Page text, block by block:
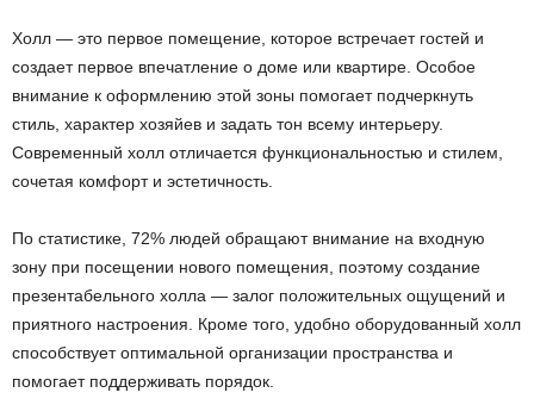
Холл — это первое помещение, которое встречает гостей и
создает первое впечатление о доме или квартире. Особое
внимание к оформлению этой зоны помогает подчеркнуть
стиль, характер хозяйев и задать тон всему интерьеру.
Современный холл отличается функциональностью и стилем,
сочетая комфорт и эстетичность.
По статистике, 72% людей обращают внимание на входную
зону при посещении нового помещения, поэтому создание
презентабельного холла — залог положительных ощущений и
приятного настроения. Кроме того, удобно оборудованный холл
способствует оптимальной организации пространства и
помогает поддерживать порядок.